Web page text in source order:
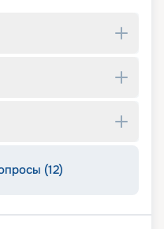
(12)